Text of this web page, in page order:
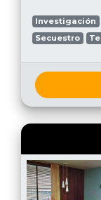
Investigación
Secuestro